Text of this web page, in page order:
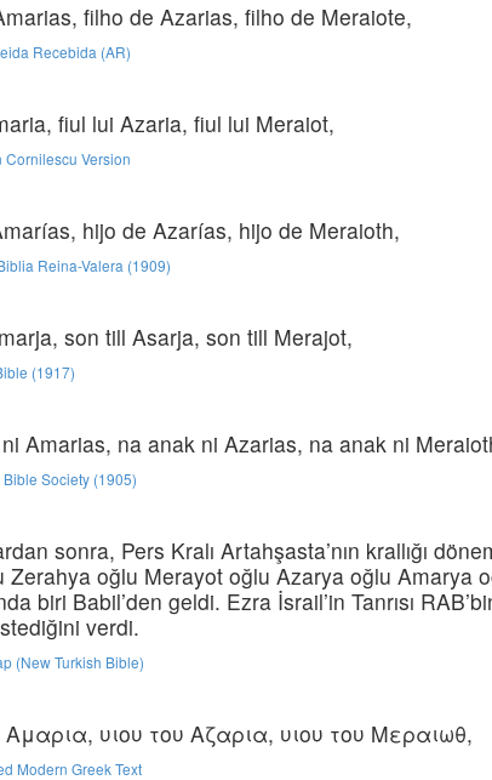
filho de Azarias, filho de Meraiote,
Recebida (AR)
fiul lui Azaria, fiul lui Meraiot,
Cornilescu Version
hijo de Azarías, hijo de Meraioth,
Reina-Valera (1909)
son till Asarja, son till Merajot,
(1917)
Amarias, na anak ni Azarias, na anak ni
Society (1905)
sonra, Pers Kralı Artahşasta’nın krallığı
Zerahya oğlu Merayot oğlu Azarya oğlu Amarya
biri Babil’den geldi. Ezra İsrail’in Tanrısı
verdi.
(New Turkish Bible)
Αμαρια, υιου του Αζαρια, υιου του Μεραιωθ,
Modern Greek Text